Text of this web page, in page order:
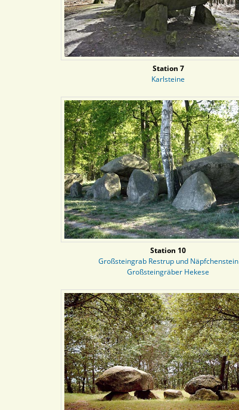
Station 7
Karlsteine
Station 10
Großsteingrab Restrup und Näpfchenstein
Großsteingräber Hekese